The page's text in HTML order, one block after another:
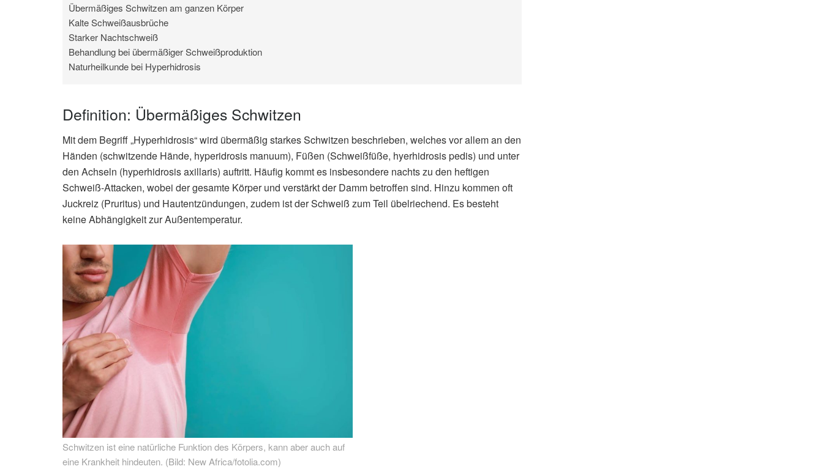
Übermäßiges Schwitzen am ganzen Körper
Kalte Schweißausbrüche
Starker Nachtschweiß
Behandlung bei übermäßiger Schweißproduktion
Naturheilkunde bei Hyperhidrosis
Definition: Übermäßiges Schwitzen
Mit dem Begriff „Hyperhidrosis“ wird übermäßig starkes Schwitzen beschrieben, welches vor allem an den
Händen (schwitzende Hände, hyperidrosis manuum), Füßen (Schweißfüße, hyerhidrosis pedis) und unter
den Achseln (hyperhidrosis axillaris) auftritt. Häufig kommt es insbesondere nachts zu den heftigen
Schweiß-Attacken, wobei der gesamte Körper und verstärkt der Damm betroffen sind. Hinzu kommen oft
Juckreiz (Pruritus) und Hautentzündungen, zudem ist der Schweiß zum Teil übelriechend. Es besteht
keine Abhängigkeit zur Außentemperatur.
Schwitzen ist eine natürliche Funktion des Körpers, kann aber auch auf
eine Krankheit hindeuten. (Bild: New Africa/fotolia.com)